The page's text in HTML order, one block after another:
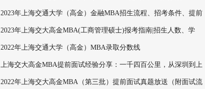
2023年上海交通大学（高金）金融MBA招生流程、招考条件、提前
面试、复试
2023年上海交大高金MBA(工商管理硕士)报考指南|招生人数、学
费、提前面试等
2022年上海交通大学（高金）MBA录取分数线
上海交大高金MBA提前面试经验分享：一千四百公里，从深圳到上
2022年上海交大高金MBA（第三批）提前面试真题放送（附面试流